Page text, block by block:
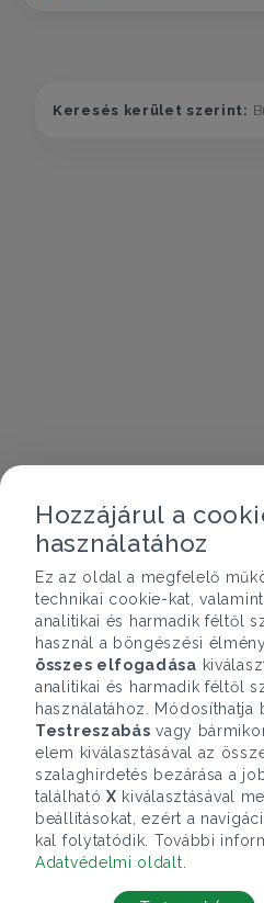
Keresés kerület szerint:
Hozzájárul a
használatához
Ez az oldal a megfelelő
technikai cookie-kat,
analitikai és harmadik féltől
használ a böngészési
összes elfogadása
analitikai és harmadik féltől
használatához. Módosíthatja
Testreszabás vagy
elem kiválasztásával az
szalaghirdetés bezárása a
található X kiválasztásával
beállításokat, ezért a
kal folytatódik. További
Adatvédelmi oldalt